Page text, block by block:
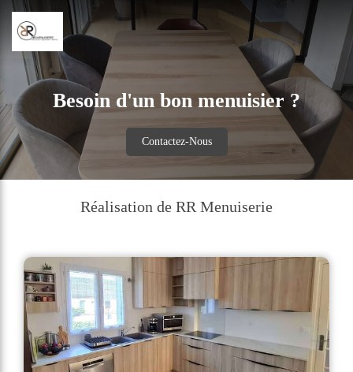
Besoin d'un bon menuisier ?
Contactez-Nous
Réalisation de RR Menuiserie